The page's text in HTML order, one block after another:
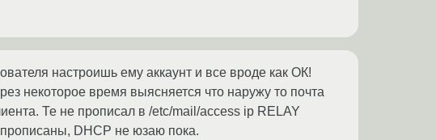
настроишь ему аккаунт и все вроде как ОК!
некоторое время выясняется что наружу то почта
Те не прописал в /etc/mail/access ip RELAY
DHCP не юзаю пока.